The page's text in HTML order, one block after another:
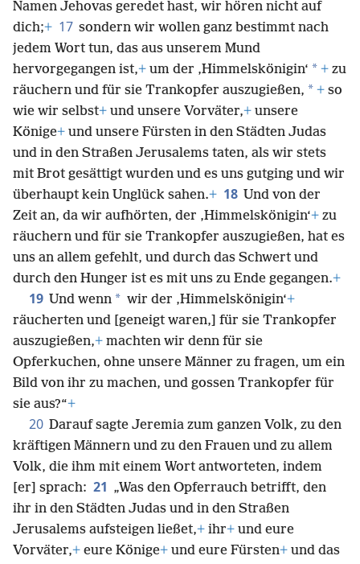
Namen Jehovas geredet hast, wir hören nicht auf
dich;+ 17 sondern wir wollen ganz bestimmt nach
jedem Wort tun, das aus unserem Mund
hervorgegangen ist,+ um der ‚Himmelskönigin‘ * + zu
räuchern und für sie Trankopfer auszugießen, * + so
wie wir selbst+ und unsere Vorväter,+ unsere
Könige+ und unsere Fürsten in den Städten Judas
und in den Straßen Jerusalems taten, als wir stets
mit Brot gesättigt wurden und es uns gutging und wir
überhaupt kein Unglück sahen.+ 18 Und von der
Zeit an, da wir aufhörten, der ‚Himmelskönigin‘+ zu
räuchern und für sie Trankopfer auszugießen, hat es
uns an allem gefehlt, und durch das Schwert und
durch den Hunger ist es mit uns zu Ende gegangen.+
19 Und wenn * wir der ‚Himmelskönigin‘+
räucherten und [geneigt waren,] für sie Trankopfer
auszugießen,+ machten wir denn für sie
Opferkuchen, ohne unsere Männer zu fragen, um ein
Bild von ihr zu machen, und gossen Trankopfer für
sie aus?“+
20 Darauf sagte Jeremia zum ganzen Volk, zu den
kräftigen Männern und zu den Frauen und zu allem
Volk, die ihm mit einem Wort antworteten, indem
[er] sprach: 21 „Was den Opferrauch betrifft, den
ihr in den Städten Judas und in den Straßen
Jerusalems aufsteigen ließet,+ ihr+ und eure
Vorväter,+ eure Könige+ und eure Fürsten+ und das